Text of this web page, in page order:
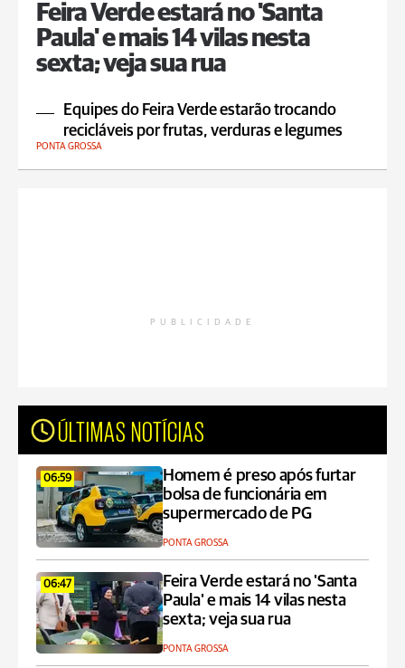
Feira Verde estará no 'Santa
Paula' e mais 14 vilas nesta
sexta; veja sua rua
Equipes do Feira Verde estarão trocando
recicláveis por frutas, verduras e legumes
PONTA GROSSA
PUBLICIDADE
ÚLTIMAS NOTÍCIAS
06:59
Homem é preso após furtar
bolsa de funcionária em
supermercado de PG
PONTA GROSSA
06:47
Feira Verde estará no 'Santa
Paula' e mais 14 vilas nesta
sexta; veja sua rua
PONTA GROSSA